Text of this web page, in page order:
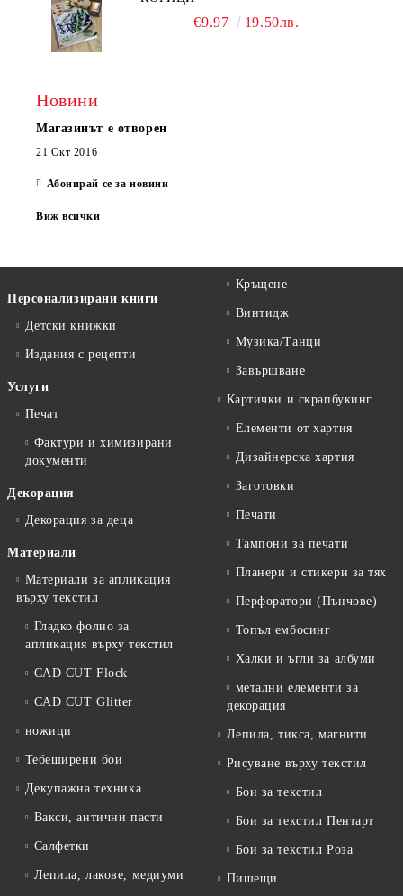
€9.97 19.50лв.
Новини
Магазинът е отворен
21 Окт 2016
Абонирай се за новини
Виж всички
Персонализирани книги
Детски книжки
Издания с рецепти
Услуги
Печат
Фактури и химизирани
документи
Декорация
Декорация за деца
Материали
Материали за апликация
върху текстил
Гладко фолио за
апликация върху текстил
CAD CUT Flock
CAD CUT Glitter
ножици
Тебеширени бои
Декупажна техника
Вакси, антични пасти
Салфетки
Лепила, лакове, медиуми
Кръщене
Винтидж
Музика/Танци
Завършване
Картички и скрапбукинг
Елементи от хартия
Дизайнерска хартия
Заготовки
Печати
Тампони за печати
Планери и стикери за тях
Перфоратори (Пънчове)
Топъл ембосинг
Халки и ъгли за албуми
метални елементи за
декорация
Лепила, тикса, магнити
Рисуване върху текстил
Бои за текстил
Бои за текстил Пентарт
Бои за текстил Роза
Пишещи